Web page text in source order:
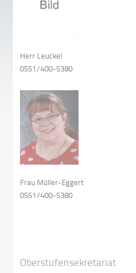
Herr Leuckel
0551/400-5380
Frau Müller-Eggert
0551/400-5380
Oberstufensekretariat